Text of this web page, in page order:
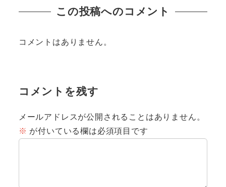
この投稿へのコメント
コメントはありません。
コメントを残す
メールアドレスが公開されることはありません。
※ が付いている欄は必須項目です